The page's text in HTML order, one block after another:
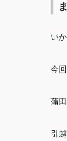
い
今
蒲
引